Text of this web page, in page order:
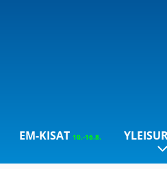
EM-KISAT 10.-16.8.